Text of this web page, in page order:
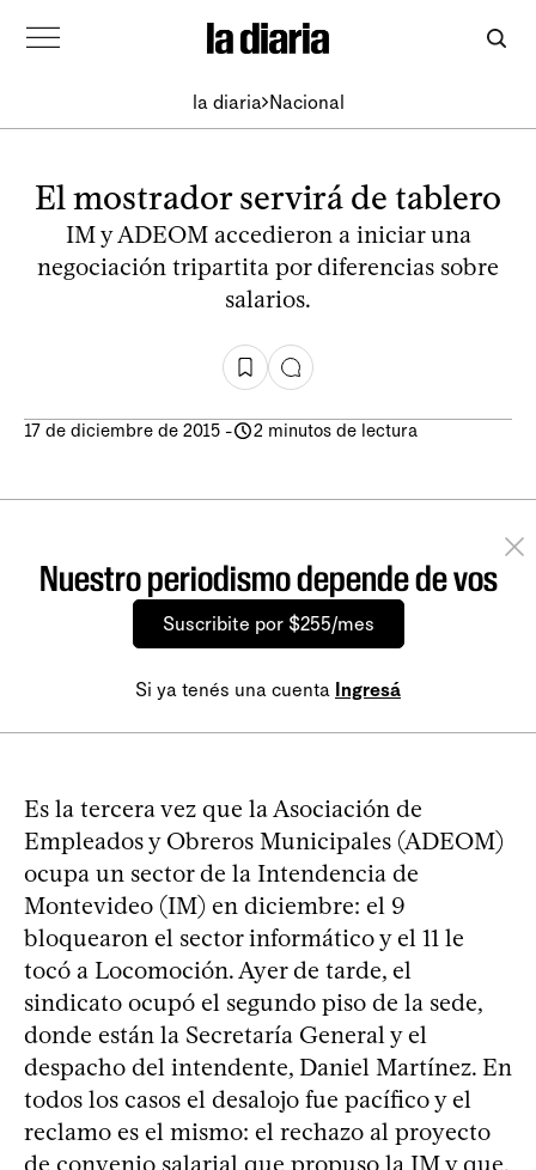
la diaria Nacional
El mostrador servirá de tablero
IM y ADEOM accedieron a iniciar una
negociación tripartita por diferencias sobre
salarios.
17 de diciembre de 2015 - 2 minutos de lectura
Nuestro periodismo depende de vos
Suscribite por $255/mes
Si ya tenés una cuenta Ingresá
Es la tercera vez que la Asociación de
Empleados y Obreros Municipales (ADEOM)
ocupa un sector de la Intendencia de
Montevideo (IM) en diciembre: el 9
bloquearon el sector informático y el 11 le
tocó a Locomoción. Ayer de tarde, el
sindicato ocupó el segundo piso de la sede,
donde están la Secretaría General y el
despacho del intendente, Daniel Martínez. En
todos los casos el desalojo fue pacífico y el
reclamo es el mismo: el rechazo al proyecto
de convenio salarial que propuso la IM y que,